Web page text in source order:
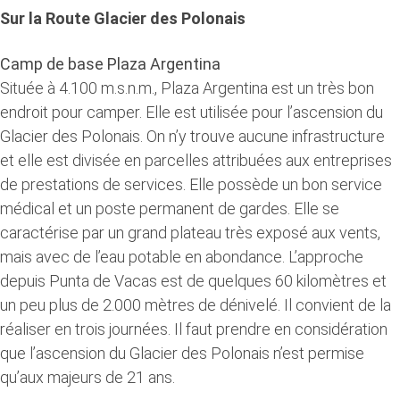
Sur la Route Glacier des Polonais
Camp de base Plaza Argentina
Située à 4.100 m.s.n.m., Plaza Argentina est un très bon
endroit pour camper. Elle est utilisée pour l’ascension du
Glacier des Polonais. On n’y trouve aucune infrastructure
et elle est divisée en parcelles attribuées aux entreprises
de prestations de services. Elle possède un bon service
médical et un poste permanent de gardes. Elle se
caractérise par un grand plateau très exposé aux vents,
mais avec de l’eau potable en abondance. L’approche
depuis Punta de Vacas est de quelques 60 kilomètres et
un peu plus de 2.000 mètres de dénivelé. Il convient de la
réaliser en trois journées. Il faut prendre en considération
que l’ascension du Glacier des Polonais n’est permise
qu’aux majeurs de 21 ans.